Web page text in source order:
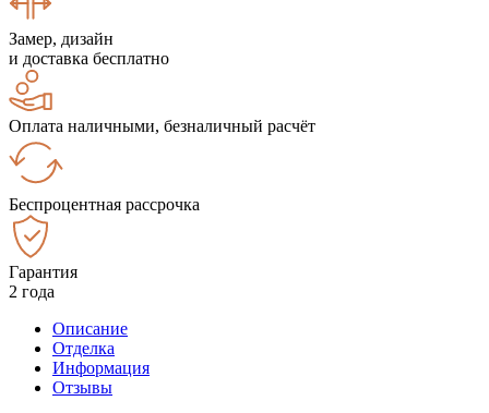
Замер, дизайн
и доставка бесплатно
Оплата наличными, безналичный расчёт
Беспроцентная рассрочка
Гарантия
2 года
Описание
Отделка
Информация
Отзывы